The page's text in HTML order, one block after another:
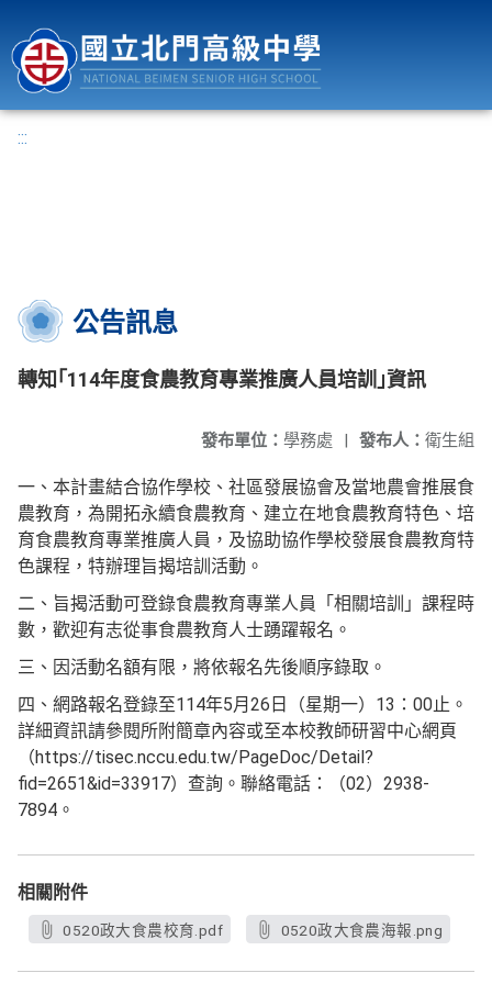
:::
公告訊息
轉知｢114年度食農教育專業推廣人員培訓｣資訊
發布人： 衛生組
發布單位： 學務處 |
一、本計畫結合協作學校、社區發展協會及當地農會推展食
農教育，為開拓永續食農教育、建立在地食農教育特色、培
育食農教育專業推廣人員，及協助協作學校發展食農教育特
色課程，特辦理旨揭培訓活動。
二、旨揭活動可登錄食農教育專業人員「相關培訓」課程時
數，歡迎有志從事食農教育人士踴躍報名。
三、因活動名額有限，將依報名先後順序錄取。
四、網路報名登錄至114年5月26日（星期一）13：00止。
詳細資訊請參閱所附簡章內容或至本校教師研習中心網頁
（https://tisec.nccu.edu.tw/PageDoc/Detail?
fid=2651&id=33917）查詢。聯絡電話：（02）2938-
7894。
相關附件
0520政大食農校育.pdf 0520政大食農海報.png